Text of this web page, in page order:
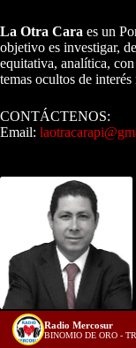
La Otra Cara es un
objetivo es investigar,
equitativa, analítica,
temas ocultos de interés
CONTÁCTENOS:
Email:
Sixto Alfredo Pinto
View Profile
Radio Mercosur
BINOMIO DE ORO -